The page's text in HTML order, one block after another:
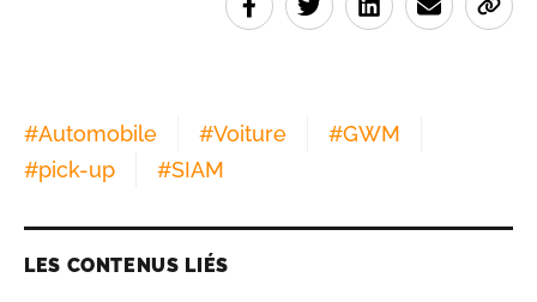
#Automobile #Voiture #GWM
#pick-up #SIAM
LES CONTENUS LIÉS